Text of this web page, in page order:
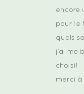
encore
pour le
quels
j’ai me
choisi!
merci à